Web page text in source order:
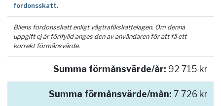
fordonsskatt.
Bilens fordonsskatt enligt vägtrafikskattelagen. Om denna
uppgift ej är förifylld anges den av användaren för att få ett
korrekt förmånsvärde.
Summa förmånsvärde/år: 92 715 kr
Summa förmånsvärde/mån: 7 726 kr